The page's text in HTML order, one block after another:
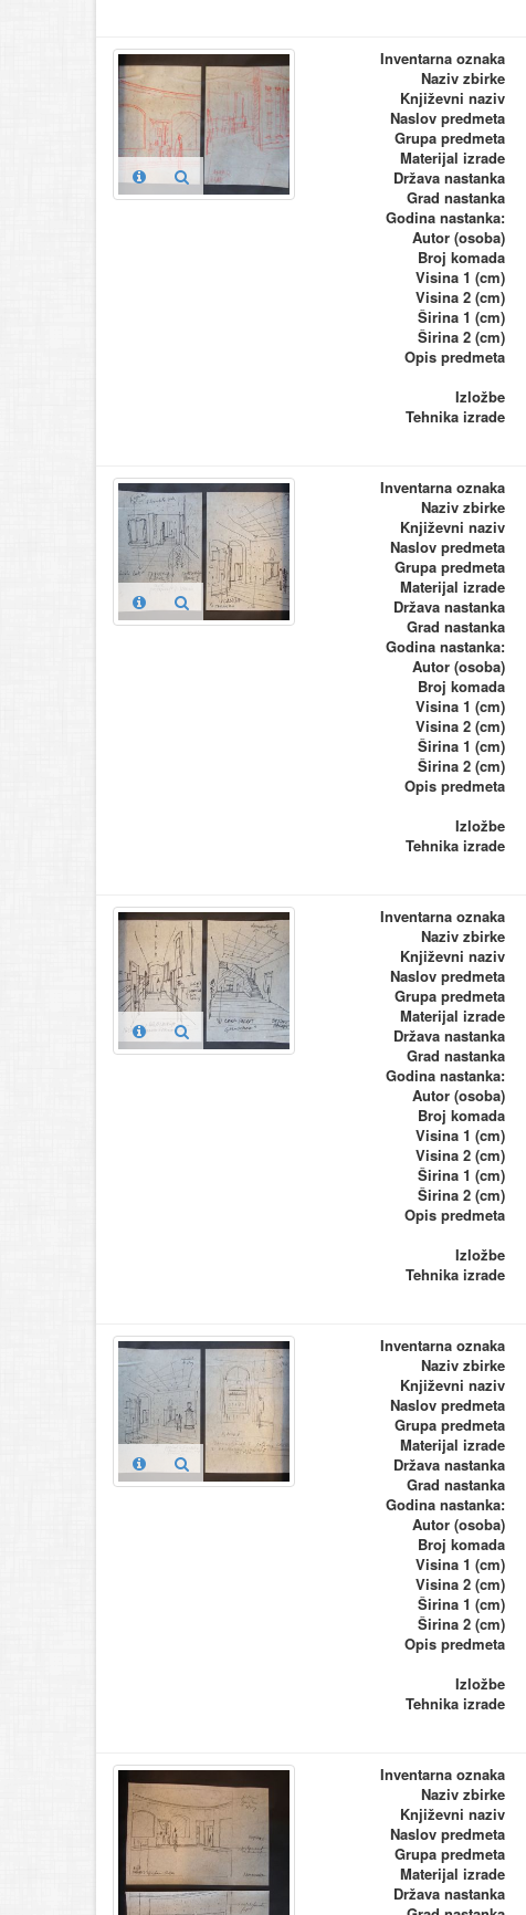
Inventarna oznaka
Naziv zbirke
Književni naziv
Naslov predmeta
Grupa predmeta
Materijal izrade
Država nastanka
Grad nastanka
Godina nastanka:
Autor (osoba)
Broj komada
Visina 1 (cm)
Visina 2 (cm)
Širina 1 (cm)
Širina 2 (cm)
Opis predmeta
Izložbe
Tehnika izrade
Inventarna oznaka
Naziv zbirke
Književni naziv
Naslov predmeta
Grupa predmeta
Materijal izrade
Država nastanka
Grad nastanka
Godina nastanka:
Autor (osoba)
Broj komada
Visina 1 (cm)
Visina 2 (cm)
Širina 1 (cm)
Širina 2 (cm)
Opis predmeta
Izložbe
Tehnika izrade
Inventarna oznaka
Naziv zbirke
Književni naziv
Naslov predmeta
Grupa predmeta
Materijal izrade
Država nastanka
Grad nastanka
Godina nastanka:
Autor (osoba)
Broj komada
Visina 1 (cm)
Visina 2 (cm)
Širina 1 (cm)
Širina 2 (cm)
Opis predmeta
Izložbe
Tehnika izrade
Inventarna oznaka
Naziv zbirke
Književni naziv
Naslov predmeta
Grupa predmeta
Materijal izrade
Država nastanka
Grad nastanka
Godina nastanka:
Autor (osoba)
Broj komada
Visina 1 (cm)
Visina 2 (cm)
Širina 1 (cm)
Širina 2 (cm)
Opis predmeta
Izložbe
Tehnika izrade
Inventarna oznaka
Naziv zbirke
Književni naziv
Naslov predmeta
Grupa predmeta
Materijal izrade
Država nastanka